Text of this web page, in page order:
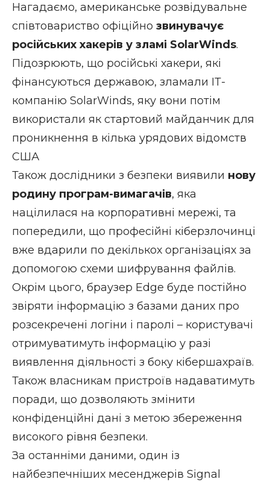
Нагадаємо, американське розвідувальне
співтовариство офіційно звинувачує
російських хакерів у зламі SolarWinds.
Підозрюють, що російські хакери, які
фінансуються державою, зламали ІТ-
компанію SolarWinds, яку вони потім
використали як стартовий майданчик для
проникнення в кілька урядових відомств
США
Також дослідники з безпеки виявили нову
родину програм-вимагачів, яка
націлилася на корпоративні мережі, та
попередили, що професійні кіберзлочинці
вже вдарили по декількох організаціях за
допомогою схеми шифрування файлів.
Окрім цього, браузер Edge буде постійно
звіряти інформацію з базами даних про
розсекречені логіни і паролі – користувачі
отримуватимуть інформацію у разі
виявлення діяльності з боку кібершахраїв.
Також власникам пристроїв надаватимуть
поради, що дозволяють змінити
конфіденційні дані з метою збереження
високого рівня безпеки.
За останніми даними, один із
найбезпечніших месенджерів Signal